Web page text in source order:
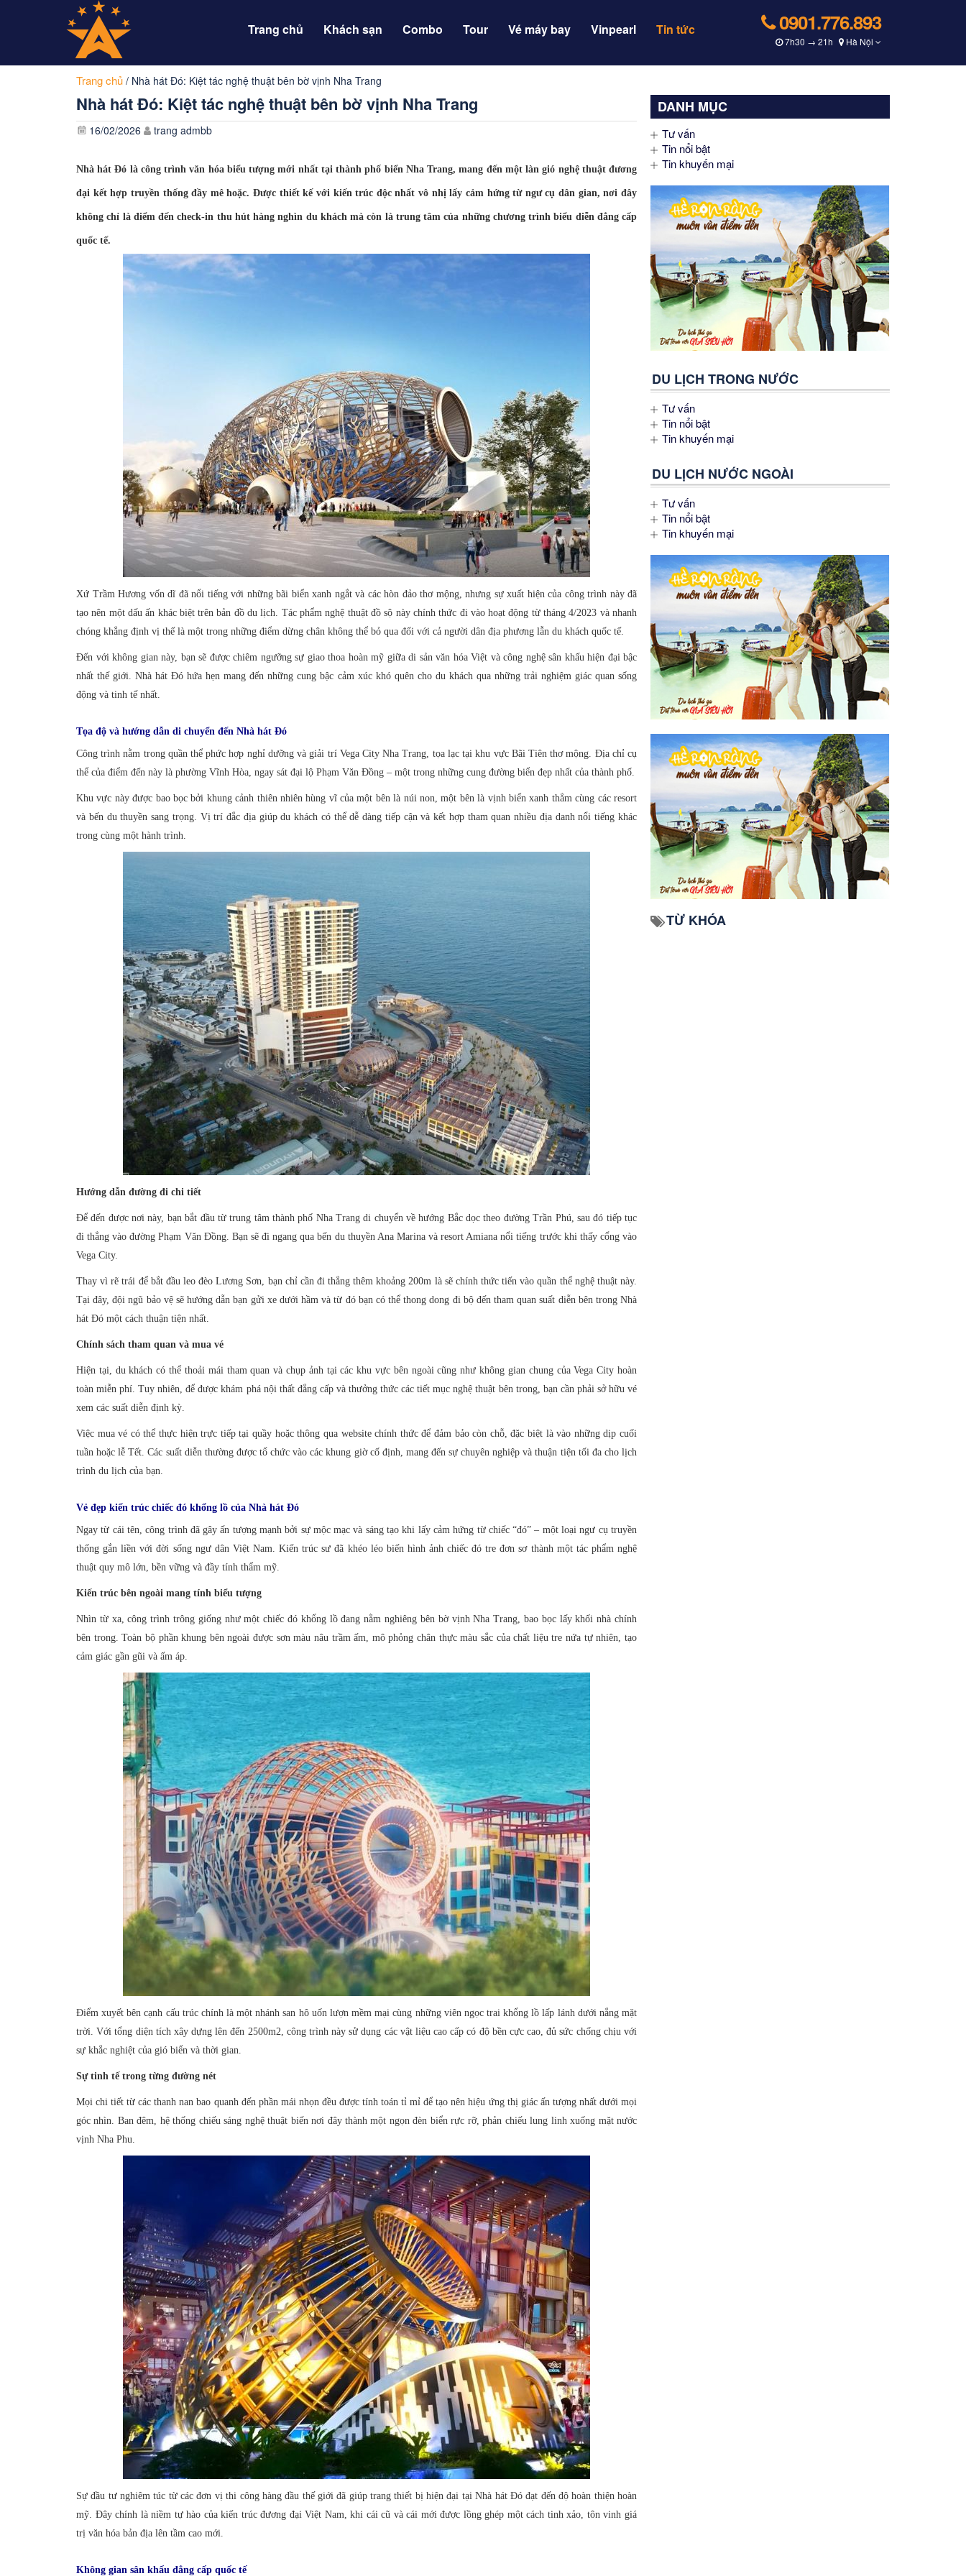
Trang chủ Khách sạn Combo Tour Vé máy bay Vinpearl Tin tức 0901.776.893
7h30 → 21h Hà Nội
Trang chủ / Nhà hát Đó: Kiệt tác nghệ thuật bên bờ vịnh Nha Trang
Nhà hát Đó: Kiệt tác nghệ thuật bên bờ vịnh Nha Trang
16/02/2026 trang admbb
Nhà hát Đó là công trình văn hóa biểu tượng mới nhất tại thành phố biển Nha Trang, mang đến một làn gió nghệ thuật đương
đại kết hợp truyền thống đầy mê hoặc. Được thiết kế với kiến trúc độc nhất vô nhị lấy cảm hứng từ ngư cụ dân gian, nơi đây
không chỉ là điểm đến check-in thu hút hàng nghìn du khách mà còn là trung tâm của những chương trình biểu diễn đẳng cấp
quốc tế.
Xứ Trầm Hương vốn dĩ đã nổi tiếng với những bãi biển xanh ngắt và các hòn đảo thơ mộng, nhưng sự xuất hiện của công trình này đã
tạo nên một dấu ấn khác biệt trên bản đồ du lịch. Tác phẩm nghệ thuật đồ sộ này chính thức đi vào hoạt động từ tháng 4/2023 và nhanh
chóng khẳng định vị thế là một trong những điểm dừng chân không thể bỏ qua đối với cả người dân địa phương lẫn du khách quốc tế.
Đến với không gian này, bạn sẽ được chiêm ngưỡng sự giao thoa hoàn mỹ giữa di sản văn hóa Việt và công nghệ sân khấu hiện đại bậc
nhất thế giới. Nhà hát Đó hứa hẹn mang đến những cung bậc cảm xúc khó quên cho du khách qua những trải nghiệm giác quan sống
động và tinh tế nhất.
Tọa độ và hướng dẫn di chuyển đến Nhà hát Đó
Công trình nằm trong quần thể phức hợp nghỉ dưỡng và giải trí Vega City Nha Trang, tọa lạc tại khu vực Bãi Tiên thơ mộng. Địa chỉ cụ
thể của điểm đến này là phường Vĩnh Hòa, ngay sát đại lộ Phạm Văn Đồng – một trong những cung đường biển đẹp nhất của thành phố.
Khu vực này được bao bọc bởi khung cảnh thiên nhiên hùng vĩ của một bên là núi non, một bên là vịnh biển xanh thẳm cùng các resort
và bến du thuyền sang trọng. Vị trí đắc địa giúp du khách có thể dễ dàng tiếp cận và kết hợp tham quan nhiều địa danh nổi tiếng khác
trong cùng một hành trình.
Hướng dẫn đường đi chi tiết
Để đến được nơi này, bạn bắt đầu từ trung tâm thành phố Nha Trang di chuyển về hướng Bắc dọc theo đường Trần Phú, sau đó tiếp tục
đi thẳng vào đường Phạm Văn Đồng. Bạn sẽ đi ngang qua bến du thuyền Ana Marina và resort Amiana nổi tiếng trước khi thấy cổng vào
Vega City.
Thay vì rẽ trái để bắt đầu leo đèo Lương Sơn, bạn chỉ cần đi thẳng thêm khoảng 200m là sẽ chính thức tiến vào quần thể nghệ thuật này.
Tại đây, đội ngũ bảo vệ sẽ hướng dẫn bạn gửi xe dưới hầm và từ đó bạn có thể thong dong đi bộ đến tham quan suất diễn bên trong Nhà
hát Đó một cách thuận tiện nhất.
Chính sách tham quan và mua vé
Hiện tại, du khách có thể thoải mái tham quan và chụp ảnh tại các khu vực bên ngoài cũng như không gian chung của Vega City hoàn
toàn miễn phí. Tuy nhiên, để được khám phá nội thất đẳng cấp và thưởng thức các tiết mục nghệ thuật bên trong, bạn cần phải sở hữu vé
xem các suất diễn định kỳ.
Việc mua vé có thể thực hiện trực tiếp tại quầy hoặc thông qua website chính thức để đảm bảo còn chỗ, đặc biệt là vào những dịp cuối
tuần hoặc lễ Tết. Các suất diễn thường được tổ chức vào các khung giờ cố định, mang đến sự chuyên nghiệp và thuận tiện tối đa cho lịch
trình du lịch của bạn.
Vẻ đẹp kiến trúc chiếc đó khổng lồ của Nhà hát Đó
Ngay từ cái tên, công trình đã gây ấn tượng mạnh bởi sự mộc mạc và sáng tạo khi lấy cảm hứng từ chiếc “đó” – một loại ngư cụ truyền
thống gắn liền với đời sống ngư dân Việt Nam. Kiến trúc sư đã khéo léo biến hình ảnh chiếc đó tre đơn sơ thành một tác phẩm nghệ
thuật quy mô lớn, bền vững và đầy tính thẩm mỹ.
Kiến trúc bên ngoài mang tính biểu tượng
Nhìn từ xa, công trình trông giống như một chiếc đó khổng lồ đang nằm nghiêng bên bờ vịnh Nha Trang, bao bọc lấy khối nhà chính
bên trong. Toàn bộ phần khung bên ngoài được sơn màu nâu trầm ấm, mô phỏng chân thực màu sắc của chất liệu tre nứa tự nhiên, tạo
cảm giác gần gũi và ấm áp.
Điểm xuyết bên cạnh cấu trúc chính là một nhánh san hô uốn lượn mềm mại cùng những viên ngọc trai khổng lồ lấp lánh dưới nắng mặt
trời. Với tổng diện tích xây dựng lên đến 2500m2, công trình này sử dụng các vật liệu cao cấp có độ bền cực cao, đủ sức chống chịu với
sự khắc nghiệt của gió biển và thời gian.
Sự tinh tế trong từng đường nét
Mọi chi tiết từ các thanh nan bao quanh đến phần mái nhọn đều được tính toán tỉ mỉ để tạo nên hiệu ứng thị giác ấn tượng nhất dưới mọi
góc nhìn. Ban đêm, hệ thống chiếu sáng nghệ thuật biến nơi đây thành một ngọn đèn biển rực rỡ, phản chiếu lung linh xuống mặt nước
vịnh Nha Phu.
Sự đầu tư nghiêm túc từ các đơn vị thi công hàng đầu thế giới đã giúp trang thiết bị hiện đại tại Nhà hát Đó đạt đến độ hoàn thiện hoàn
mỹ. Đây chính là niềm tự hào của kiến trúc đương đại Việt Nam, khi cái cũ và cái mới được lồng ghép một cách tinh xảo, tôn vinh giá
trị văn hóa bản địa lên tầm cao mới.
Không gian sân khấu đẳng cấp quốc tế
DANH MỤC
Tư vấn
Tin nổi bật
Tin khuyến mại
DU LỊCH TRONG NƯỚC
Tư vấn
Tin nổi bật
Tin khuyến mại
DU LỊCH NƯỚC NGOÀI
Tư vấn
Tin nổi bật
Tin khuyến mại
TỪ KHÓA